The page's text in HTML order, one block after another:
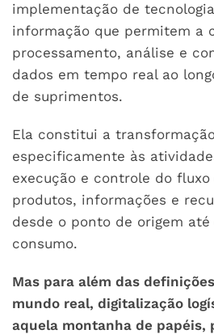
implementação de
informação que permitem a
processamento, análise e
dados em tempo real ao
de suprimentos.
Ela constitui a
especificamente às
execução e controle do
produtos, informações e
desde o ponto de origem
consumo.
Mas para além das
mundo real, digitalização
aquela montanha de papéis,